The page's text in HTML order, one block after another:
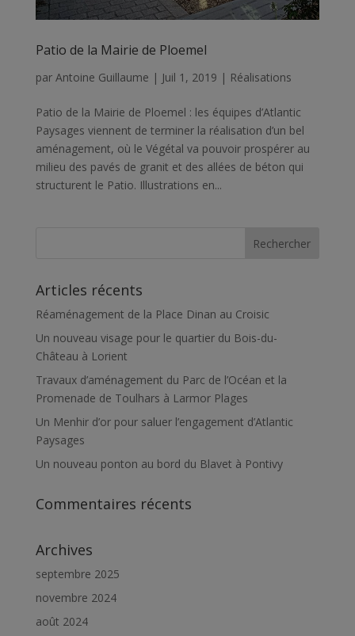
Patio de la Mairie de Ploemel
par Antoine Guillaume | Juil 1, 2019 | Réalisations
Patio de la Mairie de Ploemel : les équipes d’Atlantic
Paysages viennent de terminer la réalisation d’un bel
aménagement, où le Végétal va pouvoir prospérer au
milieu des pavés de granit et des allées de béton qui
structurent le Patio. Illustrations en...
Articles récents
Réaménagement de la Place Dinan au Croisic
Un nouveau visage pour le quartier du Bois-du-
Château à Lorient
Travaux d’aménagement du Parc de l’Océan et la
Promenade de Toulhars à Larmor Plages
Un Menhir d’or pour saluer l’engagement d’Atlantic
Paysages
Un nouveau ponton au bord du Blavet à Pontivy
Commentaires récents
Archives
septembre 2025
novembre 2024
août 2024